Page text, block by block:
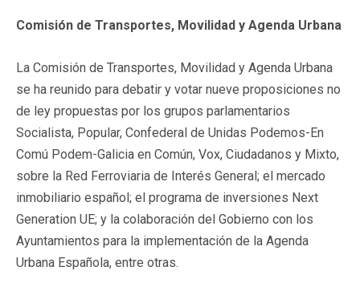
Comisión de Transportes, Movilidad y Agenda Urbana
La Comisión de Transportes, Movilidad y Agenda Urbana
se ha reunido para debatir y votar nueve proposiciones no
de ley propuestas por los grupos parlamentarios
Socialista, Popular, Confederal de Unidas Podemos-En
Comú Podem-Galicia en Común, Vox, Ciudadanos y Mixto,
sobre la Red Ferroviaria de Interés General; el mercado
inmobiliario español; el programa de inversiones Next
Generation UE; y la colaboración del Gobierno con los
Ayuntamientos para la implementación de la Agenda
Urbana Española, entre otras.